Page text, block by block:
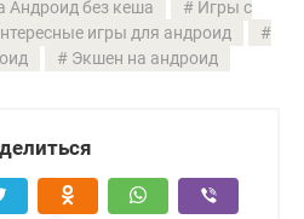
Андроид без кеша
Игры с
игры для андроид
Экшен на андроид